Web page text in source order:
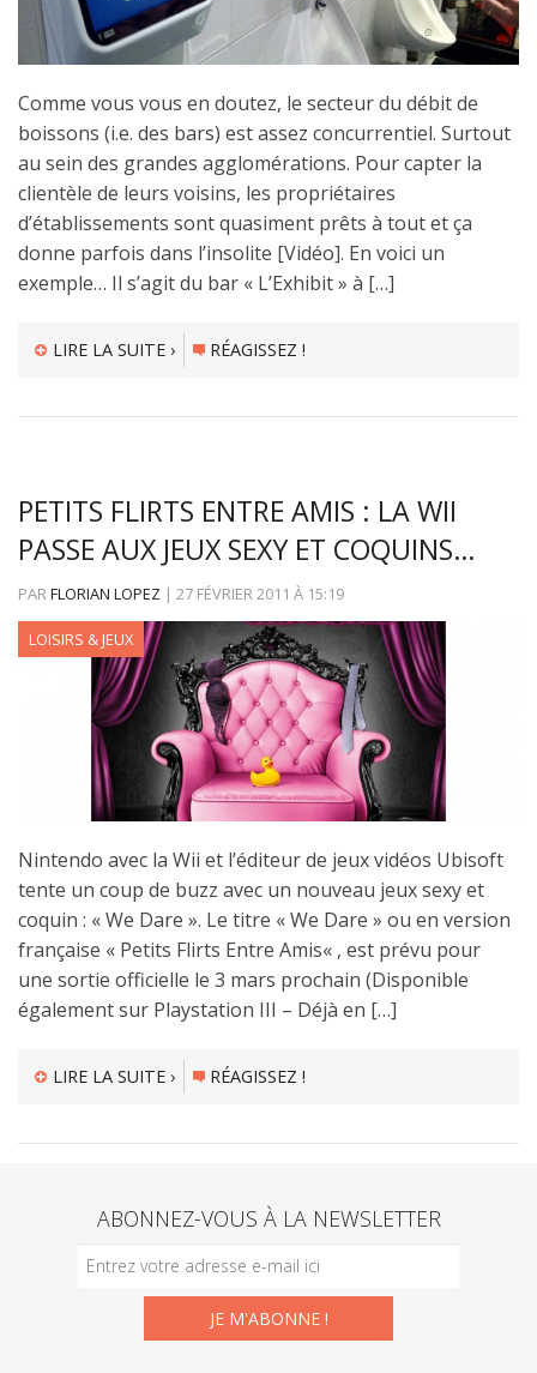
Comme vous vous en doutez, le secteur du débit de
boissons (i.e. des bars) est assez concurrentiel. Surtout
au sein des grandes agglomérations. Pour capter la
clientèle de leurs voisins, les propriétaires
d’établissements sont quasiment prêts à tout et ça
donne parfois dans l’insolite [Vidéo]. En voici un
exemple… Il s’agit du bar « L’Exhibit » à […]
LIRE LA SUITE › RÉAGISSEZ !
PETITS FLIRTS ENTRE AMIS : LA WII
PASSE AUX JEUX SEXY ET COQUINS…
PARFLORIAN LOPEZ | 27 FÉVRIER 2011 À 15:19
LOISIRS & JEUX
Nintendo avec la Wii et l’éditeur de jeux vidéos Ubisoft
tente un coup de buzz avec un nouveau jeux sexy et
coquin : « We Dare ». Le titre « We Dare » ou en version
française « Petits Flirts Entre Amis« , est prévu pour
une sortie officielle le 3 mars prochain (Disponible
également sur Playstation III – Déjà en […]
LIRE LA SUITE › RÉAGISSEZ !
ABONNEZ-VOUS À LA NEWSLETTER